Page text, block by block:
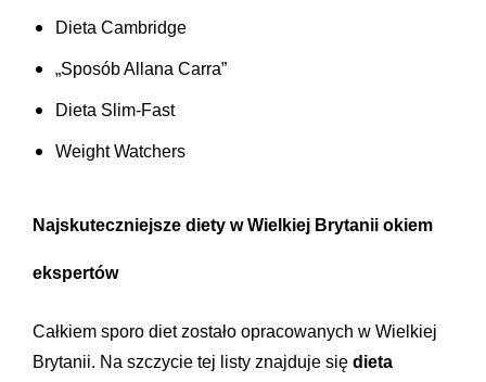
Dieta Cambridge
„Sposób Allana Carra”
Dieta Slim-Fast
Weight Watchers
Najskuteczniejsze diety w Wielkiej Brytanii okiem
ekspertów
Całkiem sporo diet zostało opracowanych w Wielkiej
Brytanii. Na szczycie tej listy znajduje się dieta